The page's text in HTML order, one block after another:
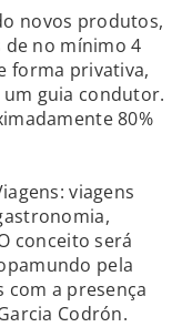
novos produtos,
de no mínimo 4
forma privativa,
guia condutor.
80%
viagens
conceito será
pela
com a presença
Codrón.